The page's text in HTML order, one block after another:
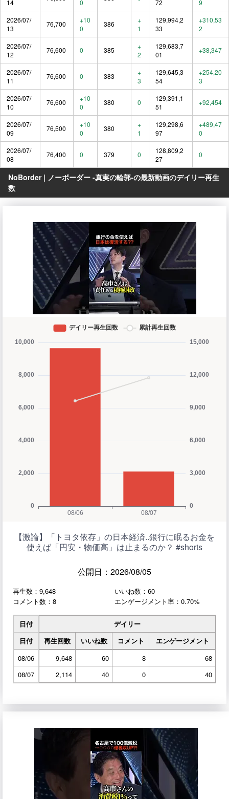
14 0 72
9
2026/07/
13
76,700
+10
0
386
+
1
129,994,2
33
+310,53
2
2026/07/
12
76,600 0 385
+
2
129,683,7
01
+38,347
2026/07/
11
76,600 0 383
+
3
129,645,3
54
+254,20
3
2026/07/
10
76,600
+10
0
380 0
129,391,1
51
+92,454
2026/07/
09
76,500
+10
0
380
+
1
129,298,6
97
+489,47
0
2026/07/
08
76,400 0 379 0
128,809,2
27
0
NoBorder | ノーボーダー -真実の輪郭-の最新動画のデイリー再生
数
【激論】「トヨタ依存」の日本経済..銀行に眠るお金を
使えば「円安・物価高」は止まるのか？ #shorts
公開日：2026/08/05
再生数：9,648
いいね数：60
コメント数：8
エンゲージメント率：0.70%
日付
デイリー
日付
再生回数 いいね数 コメント
エンゲージメント
08/06
9,648 60 8
68
08/07
2,114 40 0 40